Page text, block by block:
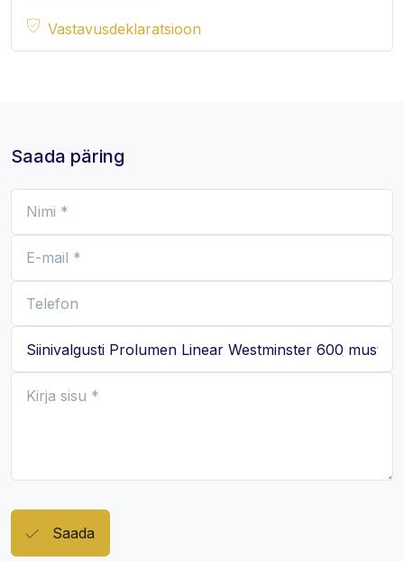
Vastavusdeklaratsioon
Saada päring
Saada